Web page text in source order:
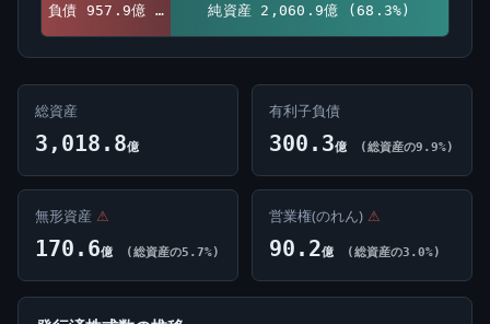
負債 957.9億 (31.7%) 純資産 2,060.9億 (68.3%)
総資産
3,018.8億
有利子負債
300.3億 (総資産の9.9%)
無形資産 ⚠
170.6億 (総資産の5.7%)
営業権(のれん) ⚠
90.2億 (総資産の3.0%)